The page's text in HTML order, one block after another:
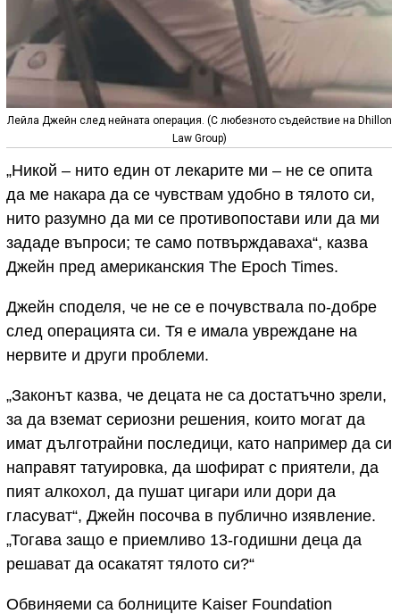
Лейла Джейн след нейната операция. (С любезното съдействие на Dhillon
Law Group)
„Никой – нито един от лекарите ми – не се опита
да ме накара да се чувствам удобно в тялото си,
нито разумно да ми се противопостави или да ми
зададе въпроси; те само потвърждаваха“, казва
Джейн пред американския The Epoch Times.
Джейн споделя, че не се е почувствала по-добре
след операцията си. Тя е имала увреждане на
нервите и други проблеми.
„Законът казва, че децата не са достатъчно зрели,
за да вземат сериозни решения, които могат да
имат дълготрайни последици, като например да си
направят татуировка, да шофират с приятели, да
пият алкохол, да пушат цигари или дори да
гласуват“, Джейн посочва в публично изявление.
„Тогава защо е приемливо 13-годишни деца да
решават да осакатят тялото си?“
Обвиняеми са болниците Kaiser Foundation